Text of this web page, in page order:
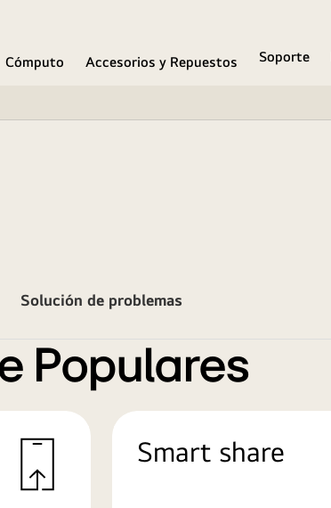
Cómputo Accesorios y Repuestos Soporte
Solución de problemas
Populares
Smart share